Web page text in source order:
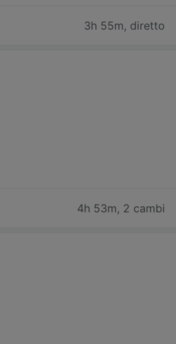
3h 55m, diretto
4h 53m, 2 cambi